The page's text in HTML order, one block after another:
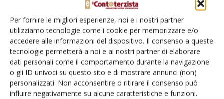
Per fornire le migliori esperienze, noi e i nostri partner
utilizziamo tecnologie come i cookie per memorizzare e/o
accedere alle informazioni del dispositivo. Il consenso a queste
tecnologie permetterà a noi e ai nostri partner di elaborare
dati personali come il comportamento durante la navigazione
o gli ID univoci su questo sito e di mostrare annunci (non)
personalizzati. Non acconsentire o ritirare il consenso può
influire negativamente su alcune caratteristiche e funzioni.
Rimani aggiornato sul mondo
dell’agricoltura